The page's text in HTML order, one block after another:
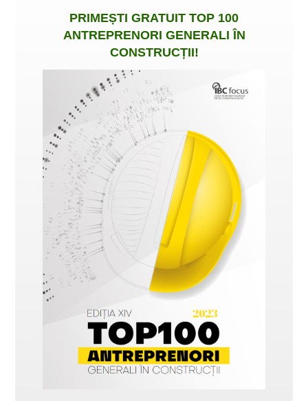
PRIMEȘTI GRATUIT TOP 100
ANTREPRENORI GENERALI ÎN
CONSTRUCȚII!